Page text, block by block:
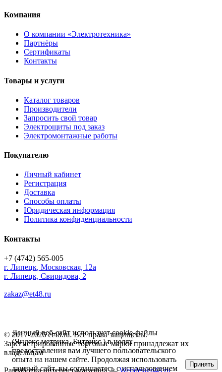
Компания
О компании «Электротехника»
Партнёры
Сертификаты
Контакты
Товары и услуги
Каталог товаров
Производители
Запросить свой товар
Электрощиты под заказ
Электромонтажные работы
Покупателю
Личный кабинет
Регистрация
Доставка
Способы оплаты
Юридическая информация
Политика конфиденциальности
Контакты
+7 (4742) 565-005
г. Липецк, Московская, 12а
г. Липецк, Свиридова, 2
zakaz@et48.ru
© 2017-2026 et48.ru. Все права защищены.
Зарегистрированные торговые марки принадлежат их
владельцам
Разработка интернет-магазина —Webdesign48.ru
Данный веб-сайт использует cookie-файлы
(Яндекс метрика, Битрикс ) в целях
предоставления вам лучшего пользовательского
опыта на нашем сайте. Продолжая использовать
данный сайт, вы соглашаетесь с использованием
Принять